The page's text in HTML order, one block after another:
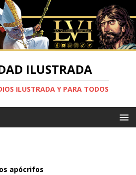
ILUSTRADA
ILUSTRADA Y PARA TODOS
apócrifos